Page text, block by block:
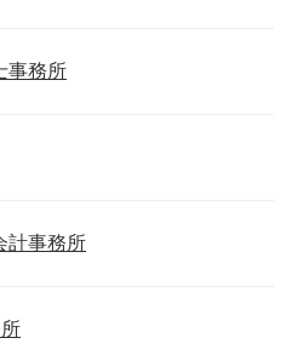
事務所
事務所